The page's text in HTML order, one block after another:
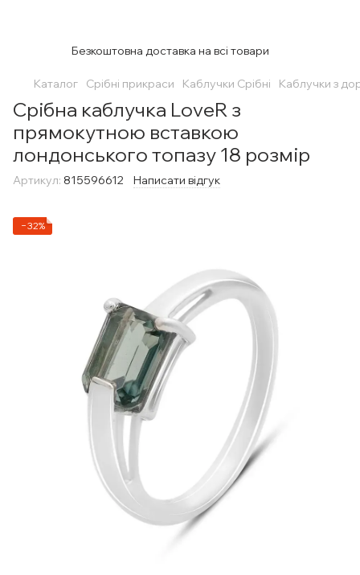
Безкоштовна доставка на всі товари
Каталог Срібні прикраси Каблучки Срібні Каблучки з
Срібна каблучка LoveR з
прямокутною вставкою
лондонського топазу 18 розмір
Артикул: 815596612 Написати відгук
−32%